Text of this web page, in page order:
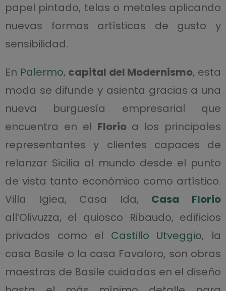
papel pintado, telas o metales aplicando
nuevas formas artísticas de gusto y
sensibilidad.
En Palermo, capital del Modernismo, esta
moda se difunde y asienta gracias a una
nueva burguesía empresarial que
encuentra en el Florio a los principales
representantes y clientes capaces de
relanzar Sicilia al mundo desde el punto
de vista tanto económico como artístico.
Villa Igiea, Casa Ida, Casa Florio
all’Olivuzza, el quiosco Ribaudo, edificios
privados como el Castillo Utveggio, la
casa Basile o la casa Favaloro, son obras
maestras de Basile cuidadas en el diseño